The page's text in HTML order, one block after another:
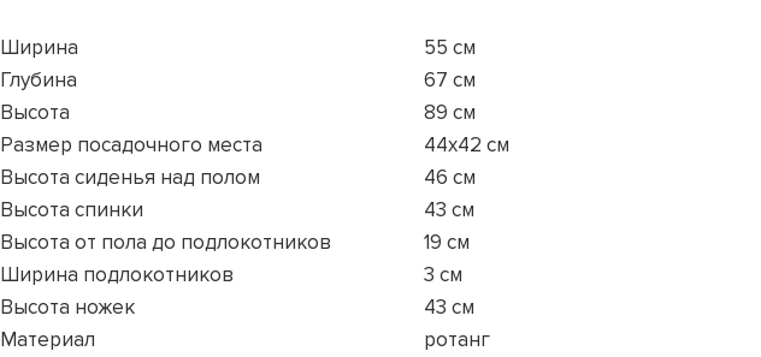
Ширина
55 см
Глубина
67 см
Высота
89 см
Размер посадочного места
44x42 см
Высота сиденья над полом
46 см
Высота спинки
43 см
Высота от пола до подлокотников
19 см
Ширина подлокотников
3 см
Высота ножек
43 см
Материал
ротанг